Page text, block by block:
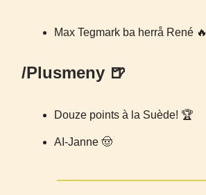
Max Tegmark ba herrå René 🔥
/Plusmeny 🍺
Douze points à la Suède! 🏆️
AI-Janne 🤠